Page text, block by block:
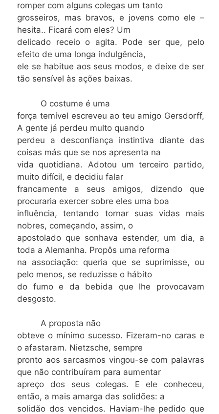
romper com alguns colegas um tanto
grosseiros, mas bravos, e jovens como ele –
hesita.. Ficará com eles? Um
delicado receio o agita. Pode ser que, pelo
efeito de uma longa indulgência,
ele se habitue aos seus modos, e deixe de ser
tão sensível às ações baixas.
O costume é uma
força temível escreveu ao teu amigo Gersdorff,
A gente já perdeu multo quando
perdeu a desconfiança instintiva diante das
coisas más que se nos apresenta na
vida quotidiana. Adotou um terceiro partido,
muito difícil, e decidiu falar
francamente a seus amigos, dizendo que
procuraria exercer sobre eles uma boa
influência, tentando tornar suas vidas mais
nobres, começando, assim, o
apostolado que sonhava estender, um dia, a
toda a Alemanha. Propôs uma reforma
na associação: queria que se suprimisse, ou
pelo menos, se reduzisse o hábito
do fumo e da bebida que lhe provocavam
desgosto.
A proposta não
obteve o mínimo sucesso. Fizeram-no caras e
o afastaram. Nietzsche, sempre
pronto aos sarcasmos vingou-se com palavras
que não contribuíram para aumentar
apreço dos seus colegas. E ele conheceu,
então, a mais amarga das solidões: a
solidão dos vencidos. Haviam-lhe pedido que